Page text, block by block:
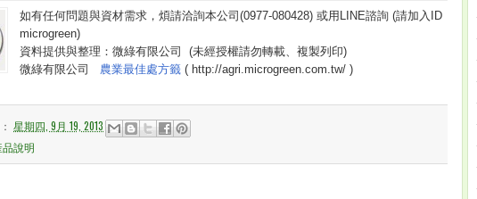
如有任何問題與資材需求，煩請洽詢本公司(0977-080428) 或用LINE諮詢 (請加入ID
microgreen)
資料提供與整理：微綠有限公司
(未經授權請勿轉載、複製列印)
微綠有限公司 農業最佳處方籤 ( http://agri.microgreen.com.tw/ )
星期四, 9月 19, 2013
品說明